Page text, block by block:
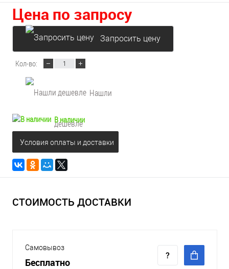
Цена по запросу
Запросить цену
Кол-во:
Нашли
дешевле
В наличии
Условия оплаты и доставки
СТОИМОСТЬ ДОСТАВКИ
Самовывоз
Бесплатно